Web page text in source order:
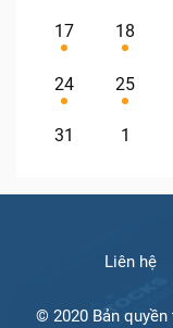
17 18
24 25
31 1
Liên hệ
© 2020 Bản